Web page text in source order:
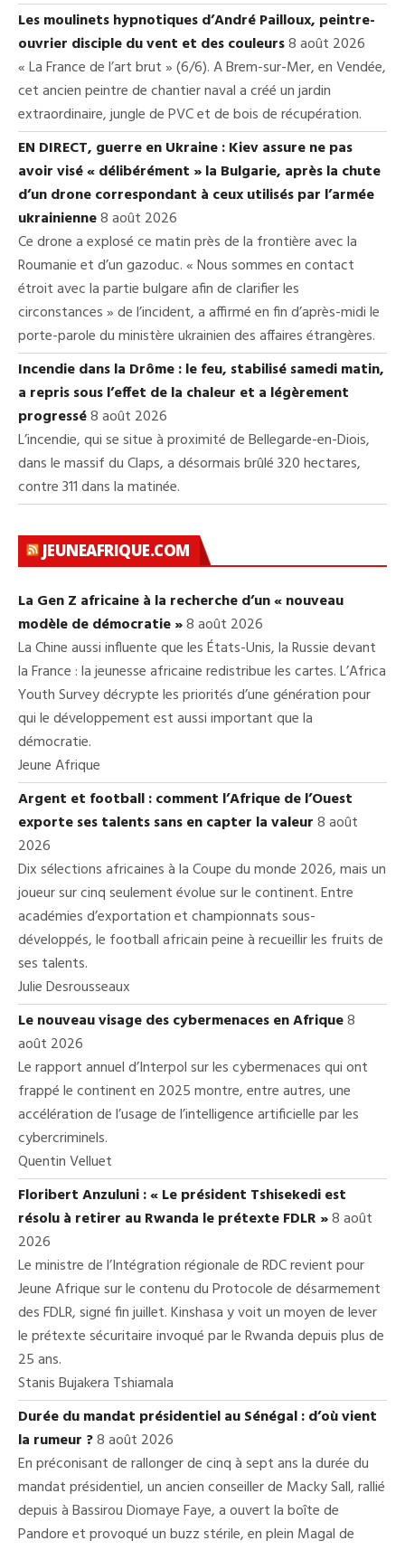
Les moulinets hypnotiques d’André Pailloux, peintre-
ouvrier disciple du vent et des couleurs8 août 2026
« La France de l’art brut » (6/6). A Brem-sur-Mer, en Vendée,
cet ancien peintre de chantier naval a créé un jardin
extraordinaire, jungle de PVC et de bois de récupération.
EN DIRECT, guerre en Ukraine : Kiev assure ne pas
avoir visé « délibérément » la Bulgarie, après la chute
d’un drone correspondant à ceux utilisés par l’armée
ukrainienne8 août 2026
Ce drone a explosé ce matin près de la frontière avec la
Roumanie et d’un gazoduc. « Nous sommes en contact
étroit avec la partie bulgare afin de clarifier les
circonstances » de l’incident, a affirmé en fin d’après-midi le
porte-parole du ministère ukrainien des affaires étrangères.
Incendie dans la Drôme : le feu, stabilisé samedi matin,
a repris sous l’effet de la chaleur et a légèrement
progressé8 août 2026
L’incendie, qui se situe à proximité de Bellegarde-en-Diois,
dans le massif du Claps, a désormais brûlé 320 hectares,
contre 311 dans la matinée.
JEUNEAFRIQUE.COM
La Gen Z africaine à la recherche d’un « nouveau
modèle de démocratie »8 août 2026
La Chine aussi influente que les États-Unis, la Russie devant
la France : la jeunesse africaine redistribue les cartes. L’Africa
Youth Survey décrypte les priorités d’une génération pour
qui le développement est aussi important que la
démocratie.
Jeune Afrique
Argent et football : comment l’Afrique de l’Ouest
exporte ses talents sans en capter la valeur8 août
2026
Dix sélections africaines à la Coupe du monde 2026, mais un
joueur sur cinq seulement évolue sur le continent. Entre
académies d’exportation et championnats sous-
développés, le football africain peine à recueillir les fruits de
ses talents.
Julie Desrousseaux
Le nouveau visage des cybermenaces en Afrique8
août 2026
Le rapport annuel d’Interpol sur les cybermenaces qui ont
frappé le continent en 2025 montre, entre autres, une
accélération de l’usage de l’intelligence artificielle par les
cybercriminels.
Quentin Velluet
Floribert Anzuluni : « Le président Tshisekedi est
résolu à retirer au Rwanda le prétexte FDLR »8 août
2026
Le ministre de l’Intégration régionale de RDC revient pour
Jeune Afrique sur le contenu du Protocole de désarmement
des FDLR, signé fin juillet. Kinshasa y voit un moyen de lever
le prétexte sécuritaire invoqué par le Rwanda depuis plus de
25 ans.
Stanis Bujakera Tshiamala
Durée du mandat présidentiel au Sénégal : d’où vient
la rumeur ?8 août 2026
En préconisant de rallonger de cinq à sept ans la durée du
mandat présidentiel, un ancien conseiller de Macky Sall, rallié
depuis à Bassirou Diomaye Faye, a ouvert la boîte de
Pandore et provoqué un buzz stérile, en plein Magal de